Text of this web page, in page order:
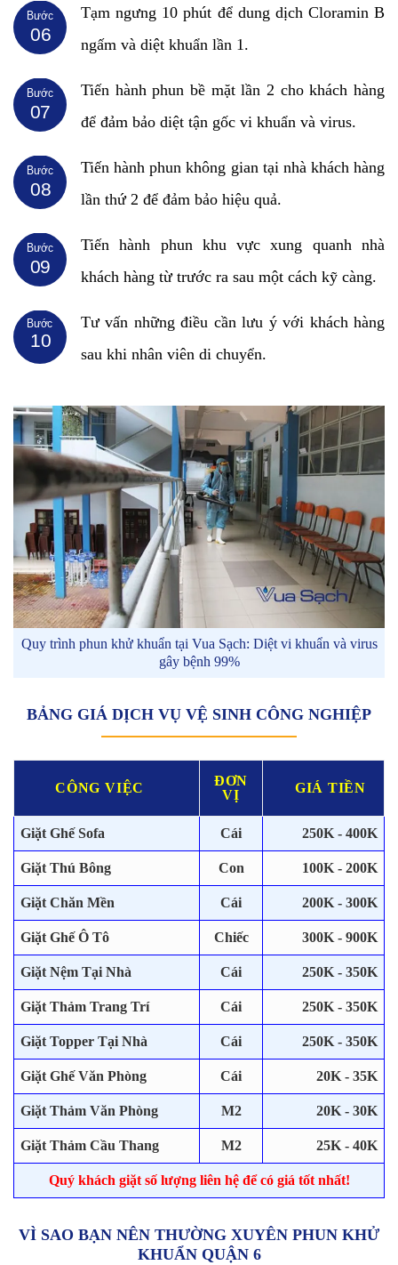
06
Bước
Tạm ngưng 10 phút để dung dịch Cloramin B
ngấm và diệt khuẩn lần 1.
07
Bước
Tiến hành phun bề mặt lần 2 cho khách hàng
để đảm bảo diệt tận gốc vi khuẩn và virus.
08
Bước
Tiến hành phun không gian tại nhà khách hàng
lần thứ 2 để đảm bảo hiệu quả.
09
Bước
Tiến hành phun khu vực xung quanh nhà
khách hàng từ trước ra sau một cách kỹ càng.
10
Bước
Tư vấn những điều cần lưu ý với khách hàng
sau khi nhân viên di chuyển.
Quy trình phun khử khuẩn tại Vua Sạch: Diệt vi khuẩn và virus
gây bệnh 99%
BẢNG GIÁ DỊCH VỤ VỆ SINH CÔNG NGHIỆP
CÔNG VIỆC
ĐƠN
VỊ
GIÁ TIỀN
Giặt Ghế Sofa Cái 250K - 400K
Giặt Thú Bông Con 100K - 200K
Giặt Chăn Mền Cái 200K - 300K
Giặt Ghế Ô Tô Chiếc 300K - 900K
Giặt Nệm Tại Nhà Cái 250K - 350K
Giặt Thảm Trang Trí Cái 250K - 350K
Giặt Topper Tại Nhà Cái 250K - 350K
Giặt Ghế Văn Phòng Cái 20K - 35K
Giặt Thảm Văn Phòng M2 20K - 30K
Giặt Thảm Cầu Thang M2 25K - 40K
Quý khách giặt số lượng liên hệ để có giá tốt nhất!
VÌ SAO BẠN NÊN THƯỜNG XUYÊN PHUN KHỬ
KHUẨN QUẬN 6